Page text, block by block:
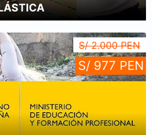
S/ 977 PEN
S/ 2.000 PEN